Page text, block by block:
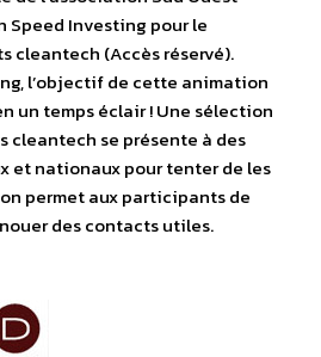
Speed Investing pour le
cleantech (Accès réservé).
l’objectif de cette animation
un temps éclair ! Une sélection
cleantech se présente à des
et nationaux pour tenter de les
permet aux participants de
des contacts utiles.